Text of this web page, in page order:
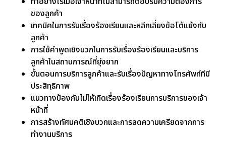
ของลูกค้า
เทคนิคในการรับเรื่องร้องเรียนและหลีกเลี่ยงข้อโต้แย้งกับ
ลูกค้า
การใช้คำพูดเชิงบวกในการรับเรื่องร้องเรียนและบริการ
ลูกค้าในสถานการณ์ที่ยุ่งยาก
ขั้นตอนการบริการลูกค้าและรับเรื่องปัญหาทางโทรศัพท์ทีมี
ประสิทฺธิภาพ
แนวทางป้องกันไม่ให้เกิดเรื่องร้องเรียนการบริการของเจ้า
หน้าที่
การสร้างทัศนคติเชิงบวกและการลดความเครียดจากการ
ทำงานบริการ